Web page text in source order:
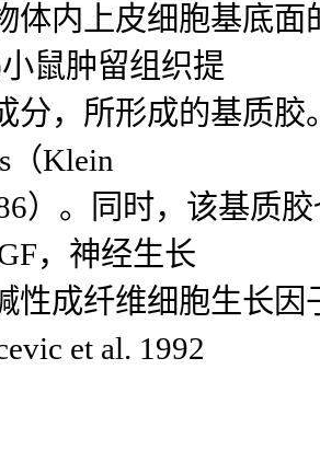
体内上皮细胞基底
鼠肿留组织提
分，所形成的基质胶
（Klein
）。同时，该基质
，神经生长
性成纤维细胞生长
et al. 1992